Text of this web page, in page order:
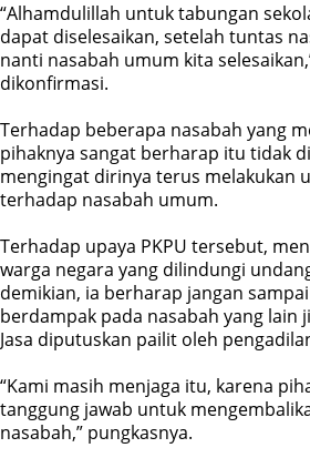
“Alhamdulillah untuk tabungan
dapat diselesaikan, setelah tuntas
nanti nasabah umum kita
dikonfirmasi.
Terhadap beberapa nasabah yang
pihaknya sangat berharap itu tidak
mengingat dirinya terus melakukan
terhadap nasabah umum.
Terhadap upaya PKPU tersebut,
warga negara yang dilindungi
demikian, ia berharap jangan
berdampak pada nasabah yang lain
Jasa diputuskan pailit oleh
“Kami masih menjaga itu, karena
tanggung jawab untuk
nasabah,” pungkasnya.